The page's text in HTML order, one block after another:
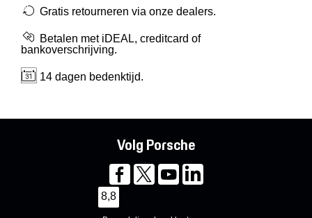
Gratis retourneren via onze dealers.
Betalen met iDEAL, creditcard of
bankoverschrijving.
14 dagen bedenktijd.
Volg Porsche
8,8